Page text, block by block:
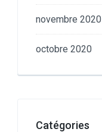
novembre 2020
octobre 2020
Catégories